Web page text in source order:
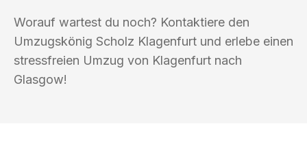
Worauf wartest du noch? Kontaktiere den
Umzugskönig Scholz Klagenfurt und erlebe einen
stressfreien Umzug von Klagenfurt nach
Glasgow!